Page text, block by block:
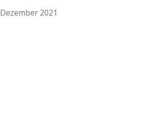
Dezember 2021